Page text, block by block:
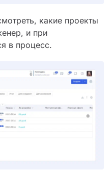
какие проекты
и при
в процесс.